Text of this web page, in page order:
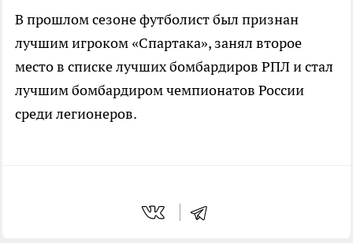
В прошлом сезоне футболист был признан
лучшим игроком «Спартака», занял второе
место в списке лучших бомбардиров РПЛ и стал
лучшим бомбардиром чемпионатов России
среди легионеров.